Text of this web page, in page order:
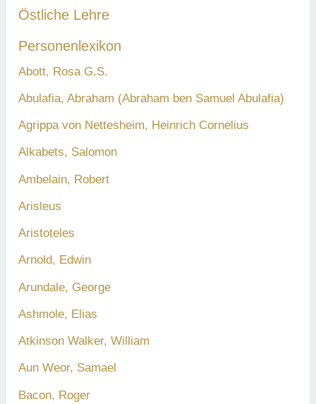
Östliche Lehre
Personenlexikon
Abott, Rosa G.S.
Abulafia, Abraham (Abraham ben Samuel Abulafia)
Agrippa von Nettesheim, Heinrich Cornelius
Alkabets, Salomon
Ambelain, Robert
Arisleus
Aristoteles
Arnold, Edwin
Arundale, George
Ashmole, Elias
Atkinson Walker, William
Aun Weor, Samael
Bacon, Roger